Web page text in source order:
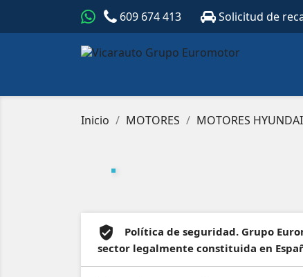
609 674 413 Solicitud de
Inicio MOTORES MOTORES HYUNDAI
Política de seguridad. Grupo
sector legalmente constituida en